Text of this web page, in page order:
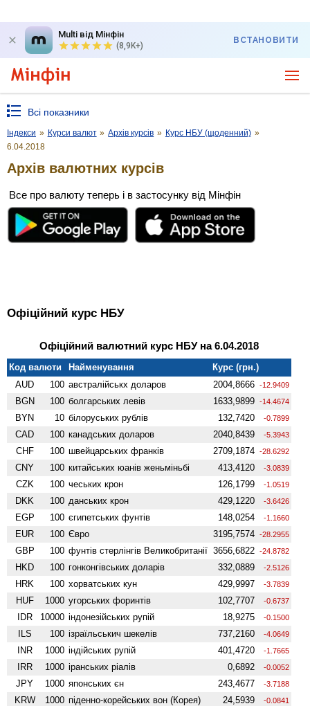
Multi від Мінфін
(8,9K+)
ВСТАНОВИТИ
Всі показники
Індекси » Курси валют » Архів курсів » Курс НБУ (щоденний) »
6.04.2018
Архів валютних курсів
Все про валюту теперь і в застосунку від Мінфін
Офіційний курс НБУ
Офіційний валютний курс НБУ на 6.04.2018
Код валюти Найменування
Курс (грн.)
AUD
100 австралійськх доларов 2004,8666 -12.9409
BGN 100 болгарських левів 1633,9899 -14.4674
BYN 10 білоруських рублів 132,7420 -0.7899
CAD 100 канадських доларов 2040,8439 -5.3943
CHF 100 швейцарських франків 2709,1874 -28.6292
CNY 100 китайських юанів женьмiньбi 413,4120 -3.0839
CZK 100 чеських крон 126,1799 -1.0519
DKK 100 данських крон 429,1220 -3.6426
EGP 100 єгипетських фунтів 148,0254 -1.1660
EUR 100 Євро 3195,7574 -28.2955
GBP 100 фунтів стерлінгів Велико­британії 3656,6822 -24.8782
HKD 100 гонконгівських доларів 332,0889 -2.5126
HRK 100 хорватських кун 429,9997 -3.7839
HUF 1000 угорських форинтів 102,7707 -0.6737
IDR 10000 індонезійських рупій 18,9275 -0.1500
ILS 100 ізраїльськич шекелів 737,2160 -4.0649
INR 1000 індійських рупій 401,4720 -1.7665
IRR 1000 іранських ріалів 0,6892 -0.0052
JPY 1000 японських єн 243,4677 -3.7188
KRW 1000 піденно-корейських вон (Корея) 24,5939 -0.0841